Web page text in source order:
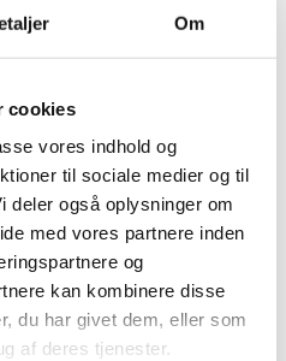
Om
cookies
vores indhold og
til sociale medier og til
deler også oplysninger om
med vores partnere inden
og
kan kombinere disse
du har givet dem, eller som
af deres tjenester.
NÆSTE
af ventilationsanlæg